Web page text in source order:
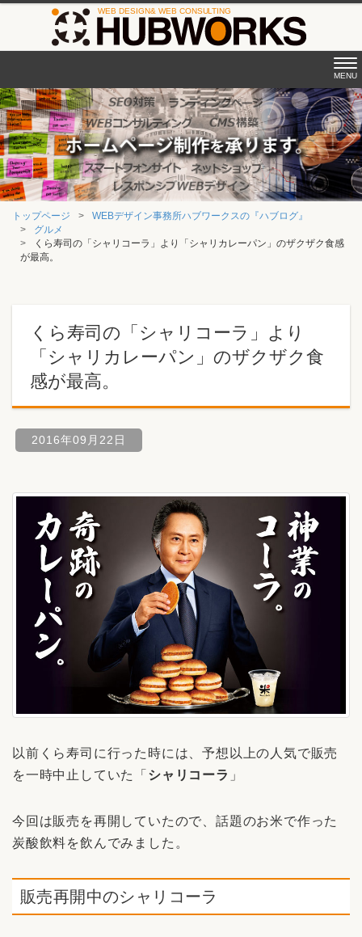
MENU
トップページ
WEBデザイン事務所ハブワークスの『ハブログ』
グルメ
くら寿司の「シャリコーラ」より「シャリカレーパン」のザクザク食感
が最高。
くら寿司の「シャリコーラ」より
「シャリカレーパン」のザクザク食
感が最高。
2016年09月22日
以前くら寿司に行った時には、予想以上の人気で販売
を一時中止していた「 シャリコーラ 」
今回は販売を再開していたので、話題のお米で作った
炭酸飲料を飲んでみました。
販売再開中のシャリコーラ